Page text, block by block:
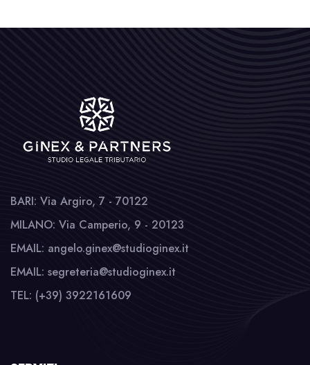
BARI: Via Argiro, 7 - 70122
MILANO: Via Camperio, 9 - 20123
EMAIL: angelo.ginex@studioginex.it
EMAIL: segreteria@studioginex.it
TEL: (+39) 3922161609